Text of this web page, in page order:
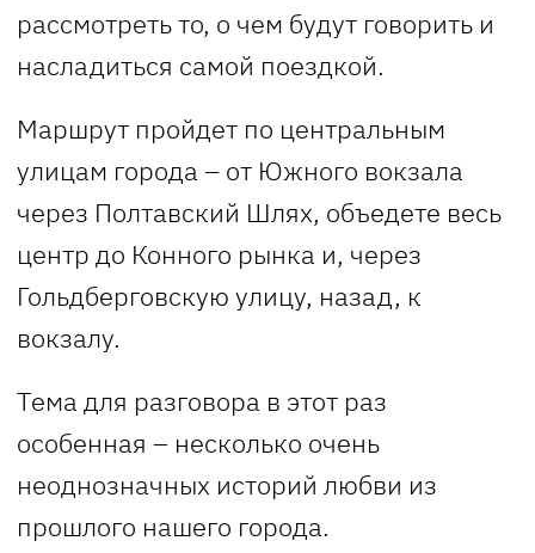
рассмотреть то, о чем будут говорить и
насладиться самой поездкой.
Маршрут пройдет по центральным
улицам города – от Южного вокзала
через Полтавский Шлях, объедете весь
центр до Конного рынка и, через
Гольдберговскую улицу, назад, к
вокзалу.
Тема для разговора в этот раз
особенная – несколько очень
неоднозначных историй любви из
прошлого нашего города.